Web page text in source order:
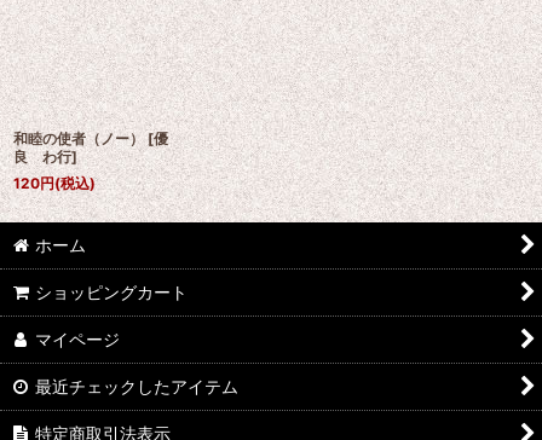
和睦の使者（ノー） [優
良 わ行]
120円(税込)
ホーム
ショッピングカート
マイページ
最近チェックしたアイテム
特定商取引法表示